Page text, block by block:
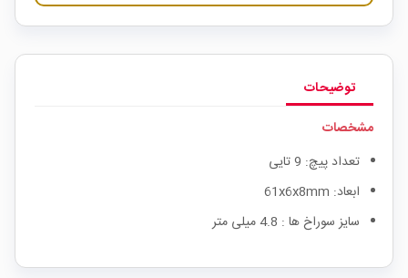
توضیحات
مشخصات
تعداد پیچ: 9 تایی
ابعاد: 61x6x8mm
سایز سوراخ ها : 4.8 میلی متر